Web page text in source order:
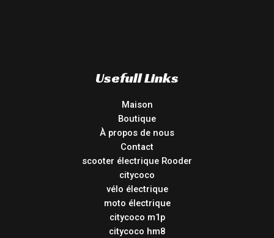
Usefull Links
Maison
Boutique
À propos de nous
Contact
scooter électrique Rooder
citycoco
vélo électrique
moto électrique
citycoco m1p
citycoco hm8